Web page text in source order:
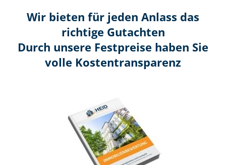
Wir bieten für jeden Anlass das
richtige Gutachten
Durch unsere Festpreise haben Sie
volle Kosten­transparenz